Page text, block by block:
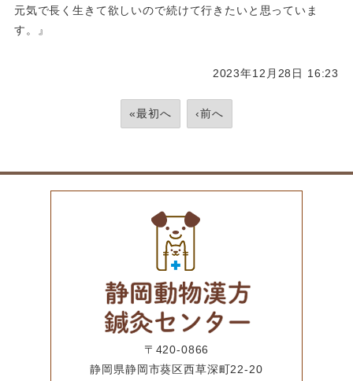
元気で長く生きて欲しいので続けて行きたいと思っていま
す。』
2023年12月28日 16:23
«最初へ ‹前へ
〒420-0866
静岡県静岡市葵区西草深町22-20